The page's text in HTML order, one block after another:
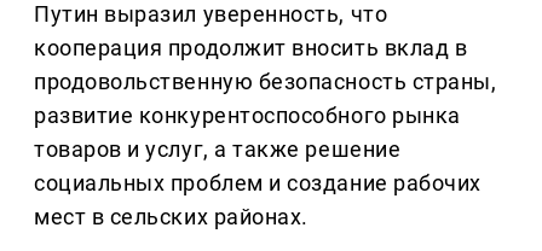
Путин выразил уверенность, что
кооперация продолжит вносить вклад в
продовольственную безопасность страны,
развитие конкурентоспособного рынка
товаров и услуг, а также решение
социальных проблем и создание рабочих
мест в сельских районах.